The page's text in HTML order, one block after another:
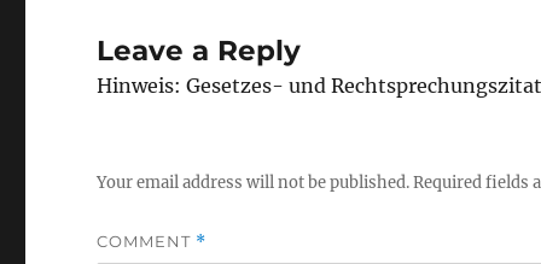
Leave a Reply
Hinweis: Gesetzes- und
Your email address will not be published.Required fields
COMMENT *